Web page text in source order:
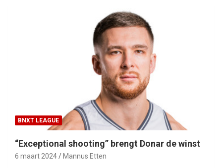
BNXT LEAGUE
“Exceptional shooting” brengt Donar de winst
6 maart 2024 Mannus Etten